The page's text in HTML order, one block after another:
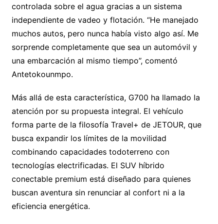
controlada sobre el agua gracias a un sistema
independiente de vadeo y flotación. “He manejado
muchos autos, pero nunca había visto algo así. Me
sorprende completamente que sea un automóvil y
una embarcación al mismo tiempo”, comentó
Antetokounmpo.
Más allá de esta característica, G700 ha llamado la
atención por su propuesta integral. El vehículo
forma parte de la filosofía Travel+ de JETOUR, que
busca expandir los límites de la movilidad
combinando capacidades todoterreno con
tecnologías electrificadas. El SUV híbrido
conectable premium está diseñado para quienes
buscan aventura sin renunciar al confort ni a la
eficiencia energética.